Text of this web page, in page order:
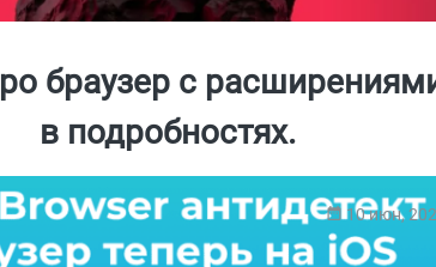
браузер с
в подробностях.
10 июн,